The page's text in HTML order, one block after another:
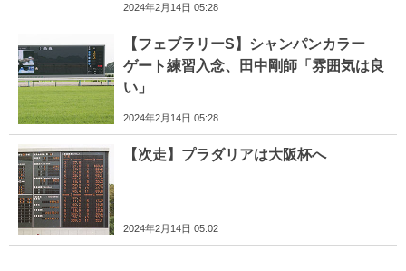
2024年2月14日 05:28
【フェブラリーS】シャンパンカラー
ゲート練習入念、田中剛師「雰囲気は良
い」
2024年2月14日 05:28
【次走】プラダリアは大阪杯へ
2024年2月14日 05:02